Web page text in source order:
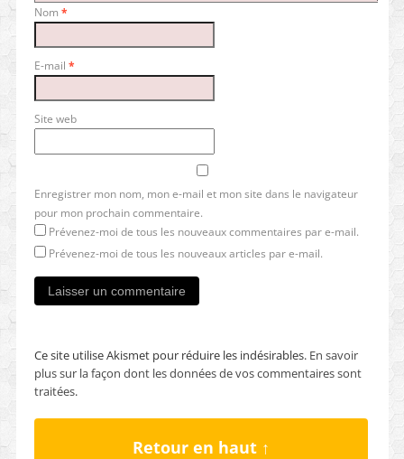
Nom *
E-mail *
Site web
Enregistrer mon nom, mon e-mail et mon site dans le navigateur
pour mon prochain commentaire.
Prévenez-moi de tous les nouveaux commentaires par e-mail.
Prévenez-moi de tous les nouveaux articles par e-mail.
Ce site utilise Akismet pour réduire les indésirables. En savoir
plus sur la façon dont les données de vos commentaires sont
traitées.
Retour en haut ↑